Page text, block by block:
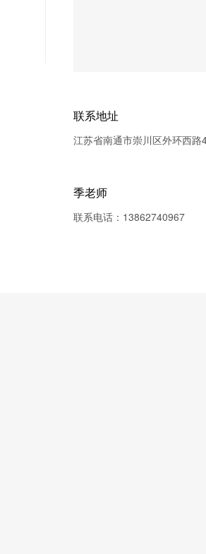
联系地址
江苏省南通市崇川区外环西路
季老师
联系电话：13862740967